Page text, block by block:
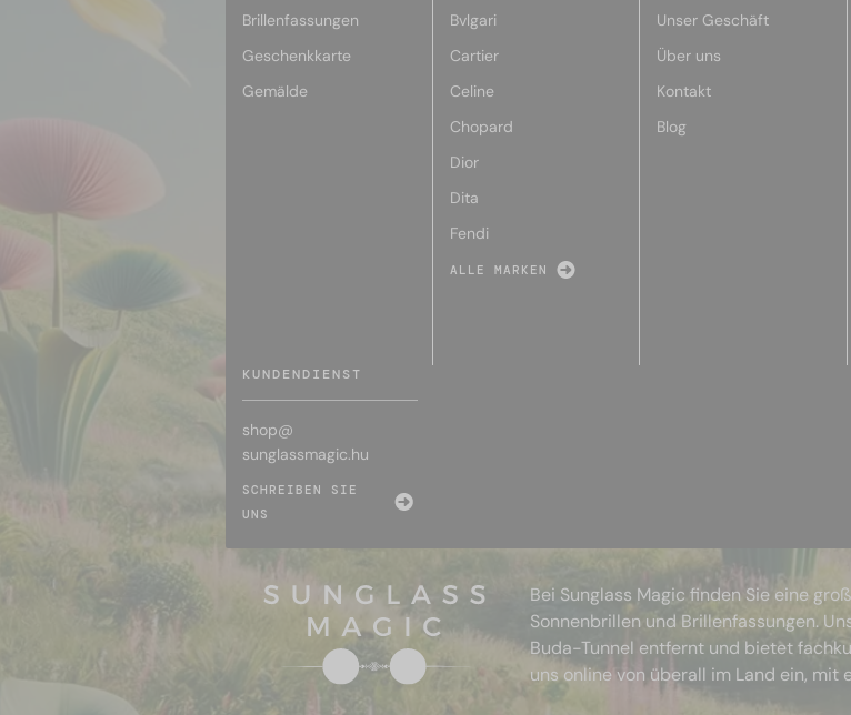
Brillenfassungen
Geschenkkarte
Gemälde
Bvlgari
Cartier
Celine
Chopard
Dior
Dita
Fendi
ALLE MARKEN
Unser Geschäft
Über uns
Kontakt
Blog
KUNDENDIENST
shop@
sunglassmagic.hu
SCHREIBEN SIE
UNS
Bei Sunglass Magic finden Sie eine
Sonnenbrillen und Brillenfassungen.
Buda-Tunnel entfernt und bietet
uns online von überall im Land ein, mit